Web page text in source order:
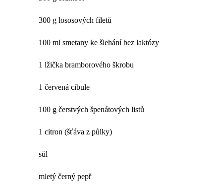
300 g lososových filetů
100 ml smetany ke šlehání bez laktózy
1 lžička bramborového škrobu
1 červená cibule
100 g čerstvých špenátových listů
1 citron (šťáva z půlky)
sůl
mletý černý pepř